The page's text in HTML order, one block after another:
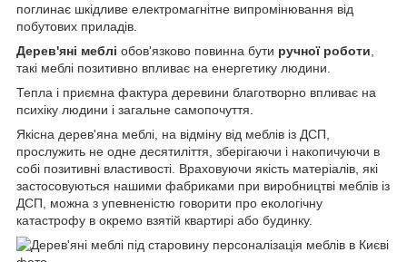
поглинає шкідливе електромагнітне випромінювання від
побутових приладів.
Дерев'яні меблі обов'язково повинна бути ручної роботи
такі меблі позитивно впливає на енергетику людини.
Тепла і приємна фактура деревини благотворно впливає на
психіку людини і загальне самопочуття.
Якісна дерев'яна меблі, на відміну від меблів із ДСП,
прослужить не одне десятиліття, зберігаючи і накопичуючи в
собі позитивні властивості. Враховуючи якість матеріалів, які
застосовуються нашими фабриками при виробництві меблів із
ДСП, можна з упевненістю говорити про екологічну
катастрофу в окремо взятій квартирі або будинку.